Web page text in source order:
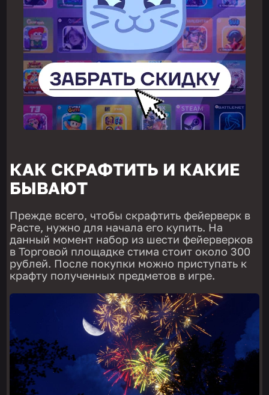
КАК СКРАФТИТЬ И КАКИЕ
БЫВАЮТ
Прежде всего, чтобы скрафтить фейерверк в
Расте, нужно для начала его купить. На
данный момент набор из шести фейерверков
в Торговой площадке стима стоит около 300
рублей. После покупки можно приступать к
крафту полученных предметов в игре.